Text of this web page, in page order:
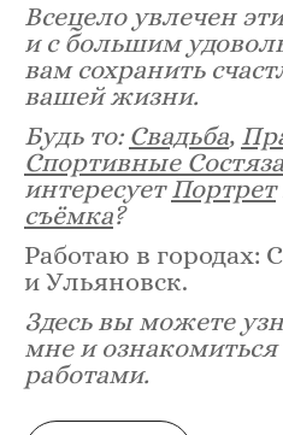
Всецело увлечен
и с большим
вам сохранить
вашей жизни.
Будь то: Свадьба,
Спортивные
интересуетПортрет
съёмка?
Работаю в городах:
и Ульяновск.
Здесь вы можете
мне и
работами.